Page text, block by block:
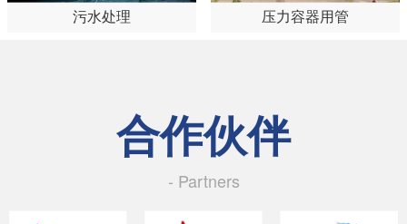
污水处理 压力容器用管
合作伙伴
- Partners